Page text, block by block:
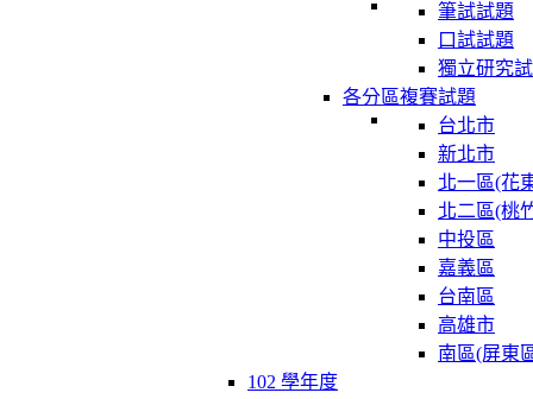
筆試試題
口試試題
獨立研究
各分區複賽試題
台北市
新北市
北一區(花
北二區(桃
中投區
嘉義區
台南區
高雄市
南區(屏東
102 學年度